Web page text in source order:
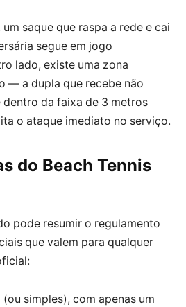
saque que raspa a rede e cai
segue em jogo
lado, existe uma zona
— a dupla que recebe não
da faixa de 3 metros
o ataque imediato no serviço.
do Beach Tennis
pode resumir o regulamento
que valem para qualquer
simples), com apenas um